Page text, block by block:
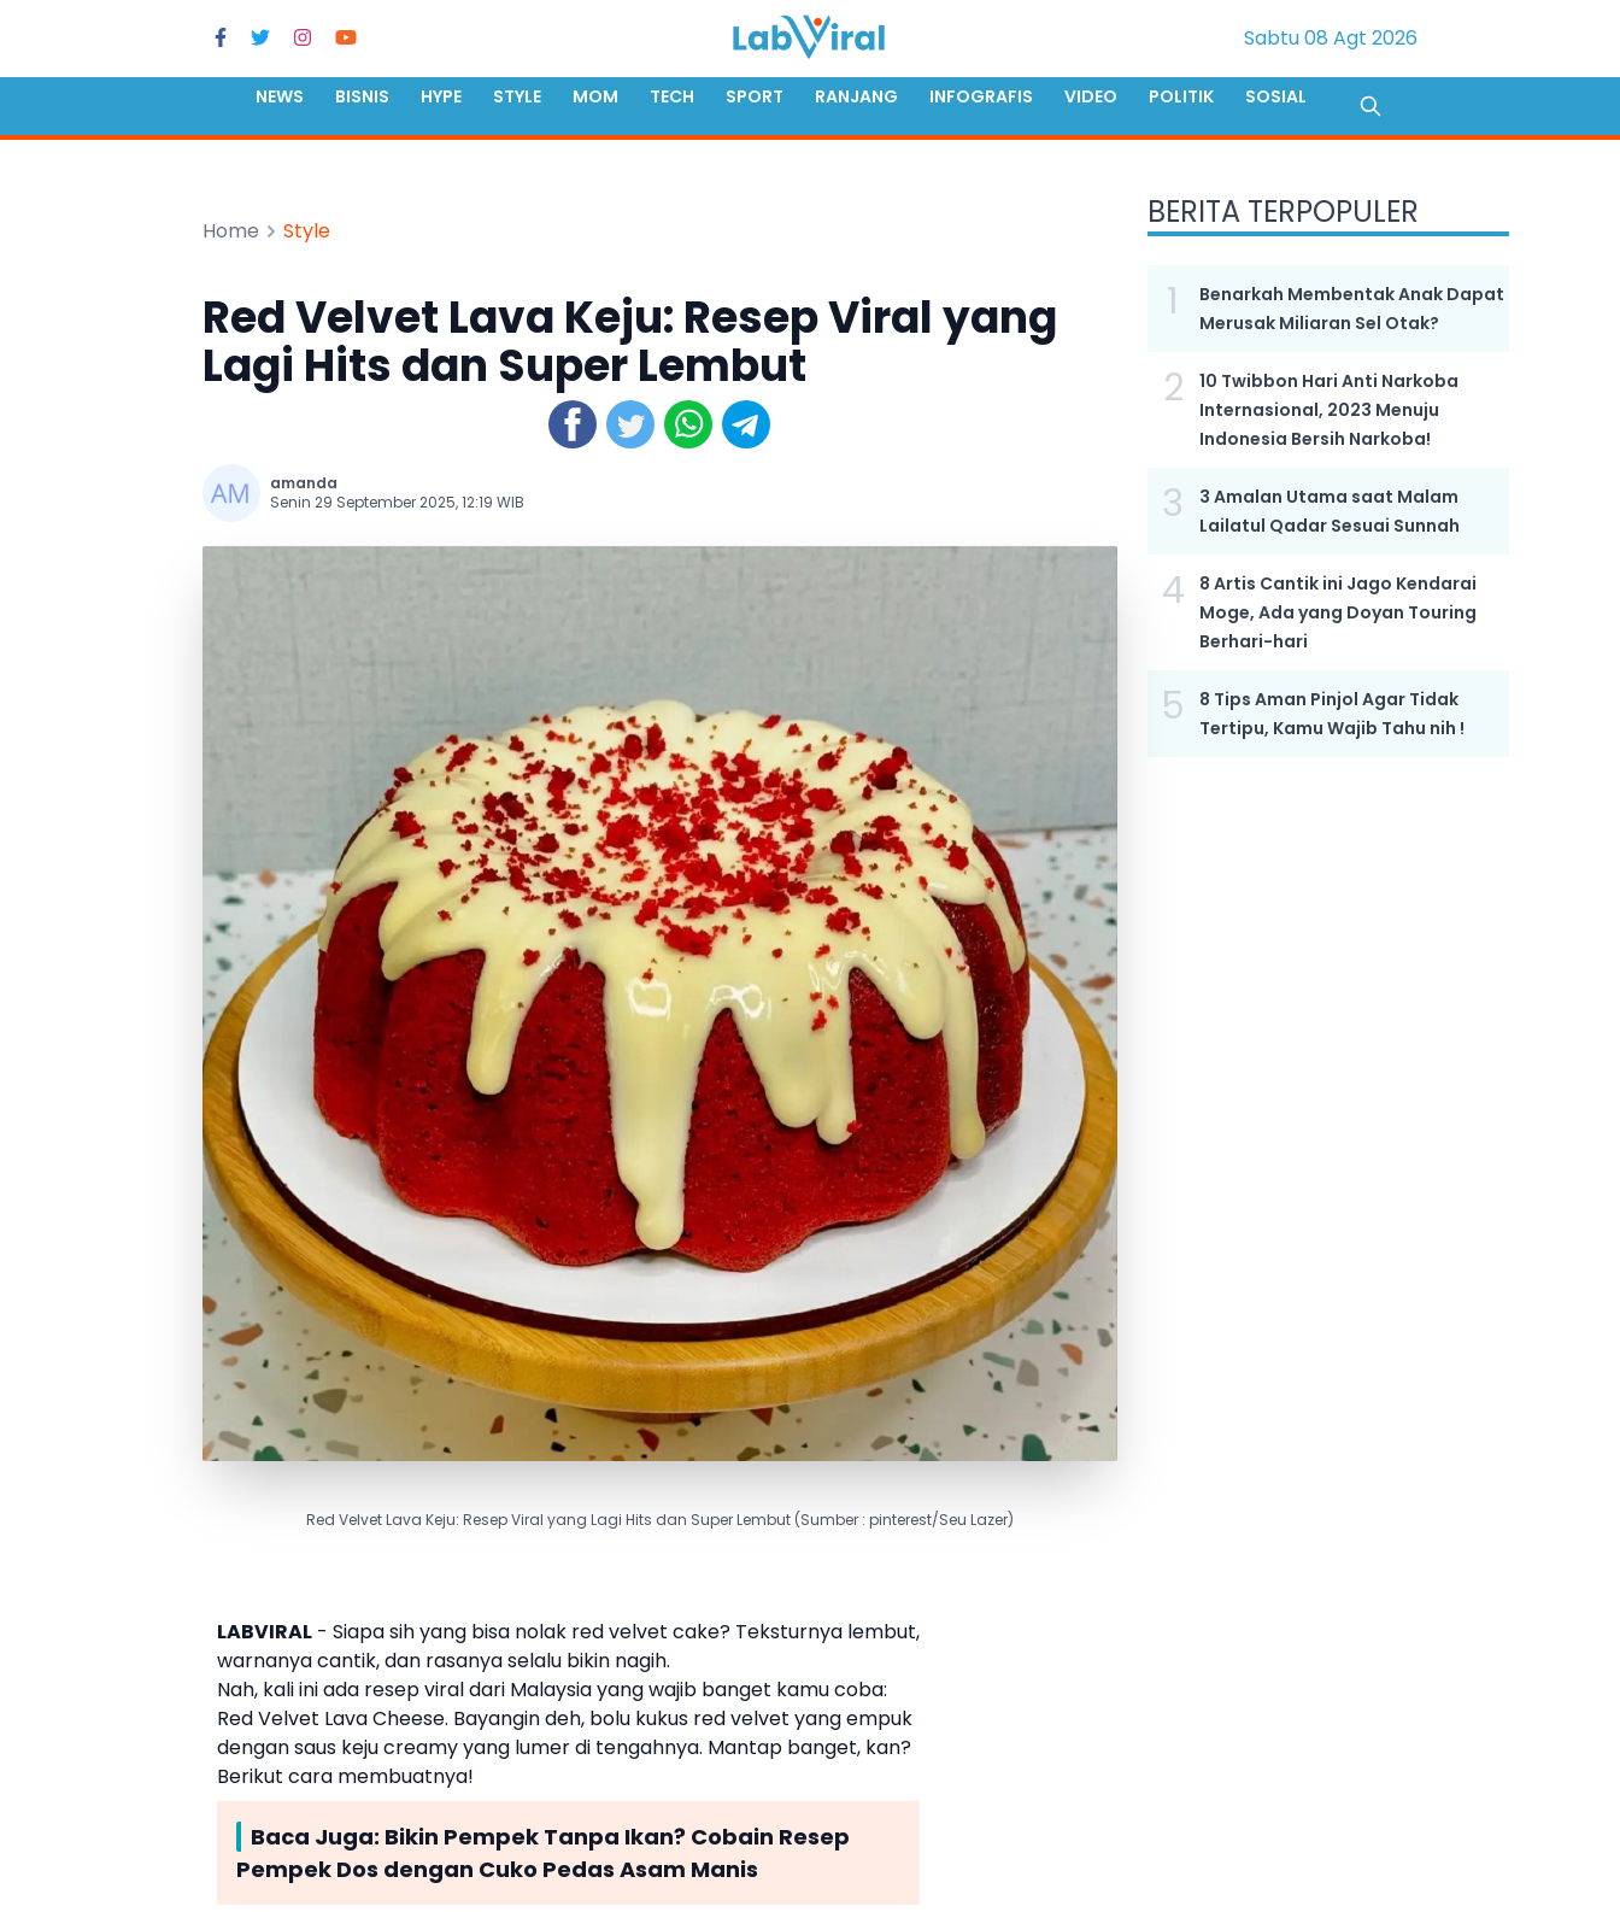
Sabtu 08 Agt 2026
NEWS BISNIS HYPE STYLE MOM TECH SPORT RANJANG INFOGRAFIS VIDEO POLITIK SOSIAL
Home Style
Red Velvet Lava Keju: Resep Viral yang
Lagi Hits dan Super Lembut
amanda
Senin 29 September 2025, 12:19 WIB
Red Velvet Lava Keju: Resep Viral yang Lagi Hits dan Super Lembut (Sumber : pinterest/Seu Lazer)
LABVIRAL - Siapa sih yang bisa nolak red velvet cake? Teksturnya lembut,
warnanya cantik, dan rasanya selalu bikin nagih.
Nah, kali ini ada resep viral dari Malaysia yang wajib banget kamu coba:
Red Velvet Lava Cheese. Bayangin deh, bolu kukus red velvet yang empuk
dengan saus keju creamy yang lumer di tengahnya. Mantap banget, kan?
Berikut cara membuatnya!
Baca Juga: Bikin Pempek Tanpa Ikan? Cobain Resep
Pempek Dos dengan Cuko Pedas Asam Manis
BERITA TERPOPULER
1
Benarkah Membentak Anak Dapat
Merusak Miliaran Sel Otak?
2
10 Twibbon Hari Anti Narkoba
Internasional, 2023 Menuju
Indonesia Bersih Narkoba!
3
3 Amalan Utama saat Malam
Lailatul Qadar Sesuai Sunnah
4
8 Artis Cantik ini Jago Kendarai
Moge, Ada yang Doyan Touring
Berhari-hari
5
8 Tips Aman Pinjol Agar Tidak
Tertipu, Kamu Wajib Tahu nih !